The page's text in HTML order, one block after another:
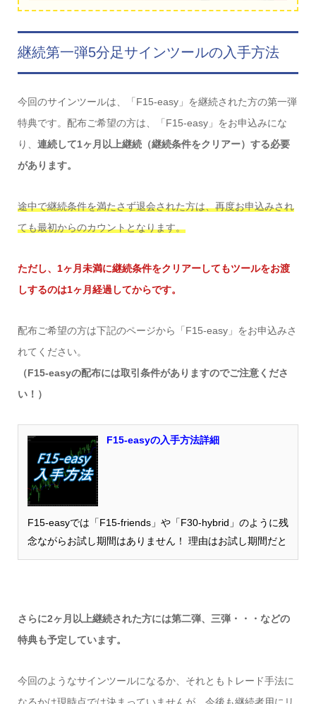
継続第一弾5分足サインツールの入手方法
今回のサインツールは、「F15-easy」を継続された方の第一弾
特典です。配布ご希望の方は、「F15-easy」をお申込みにな
り、 連続して1ヶ月以上継続（継続条件をクリアー）する必要
があります。
途中で継続条件を満たさず退会された方は、再度お申込みされ
ても最初からのカウントとなります。
ただし、1ヶ月未満に継続条件をクリアーしてもツールをお渡
しするのは1ヶ月経過してからです。
配布ご希望の方は下記のページから「F15-easy」をお申込みさ
れてください。
（F15-easyの配布には取引条件がありますのでご注意くださ
い！）
F15-easyの入手方法詳細
F15-easyでは「F15-friends」や「F30-hybrid」のように残
念ながらお試し期間はありません！ 理由はお試し期間だと
真剣にお取組みなさらない方も多く、せっかくお渡しして
さらに2ヶ月以上継続された方には第二弾、三弾・・・などの
特典も予定しています。
今回のようなサインツールになるか、それともトレード手法に